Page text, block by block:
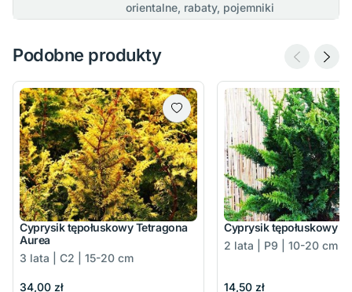
orientalne, rabaty, pojemniki
Podobne produkty
Cyprysik tępołuskowy Tetragona
Aurea
3 lata | C2 | 15-20 cm
34,00 zł
Cyprysik tępołuskowy
2 lata | P9 | 10-20 cm
14,50 zł